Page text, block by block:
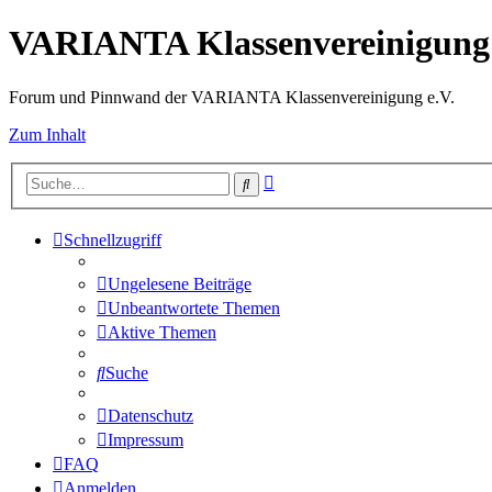
VARIANTA Klassenvereinigung
Forum und Pinnwand der VARIANTA Klassenvereinigung e.V.
Zum Inhalt
Suche
Schnellzugriff
Ungelesene Beiträge
Unbeantwortete Themen
Aktive Themen
Suche
Datenschutz
Impressum
FAQ